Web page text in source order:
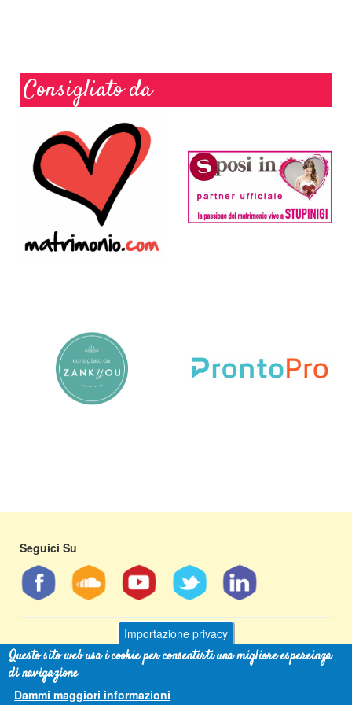
Consigliato da
Seguici Su
Andrew Libertini- tel 349 593 2997 - email
info@andrewlibertini.it
[Cookies Policy]
Importazione privacy
Questo sito web usa i cookie per consentirti una migliore espereinza
di navigazione
Dammi maggiori informazioni